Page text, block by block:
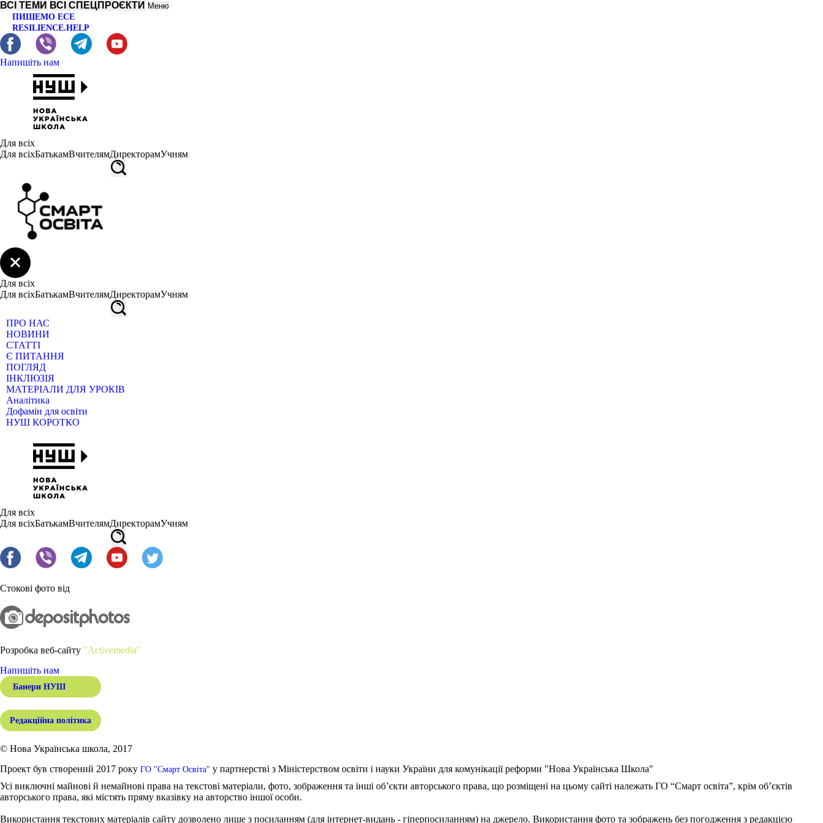
ВСІ ТЕМИ ВСІ СПЕЦПРОЄКТИ Меню
ПИШЕМО ЕСЕ
RESILIENCE.HELP
Напишіть нам
Для всіх
Для всіхБатькамВчителямДиректорамУчням
Для всіх
Для всіхБатькамВчителямДиректорамУчням
ПРО НАС
НОВИНИ
СТАТТІ
Є ПИТАННЯ
ПОГЛЯД
ІНКЛЮЗІЯ
МАТЕРІАЛИ ДЛЯ УРОКІВ
Аналітика
Дофамін для освіти
НУШ КОРОТКО
Для всіх
Для всіхБатькамВчителямДиректорамУчням
Стокові фото від
Розробка веб-сайту "Activemedia"
Напишіть нам
Банери НУШ
Редакційна політика
© Нова Українська школа, 2017
Проект був створений 2017 року ГО "Смарт Освіта" у партнерстві з Міністерством освіти і науки України для комунікації реформи "Нова Українська Школа"
Усі виключні майнові й немайнові права на текстові матеріали, фото, зображення та інші об’єкти авторського права, що розміщені на цьому сайті належать ГО “Смарт освіта”, крім об’єктів
авторського права, які містять пряму вказівку на авторство іншої особи.
Використання текстових матеріалів сайту дозволено лише з посиланням (для інтернет-видань - гіперпосиланням) на джерело. Використання фото та зображень без погодження з редакцією